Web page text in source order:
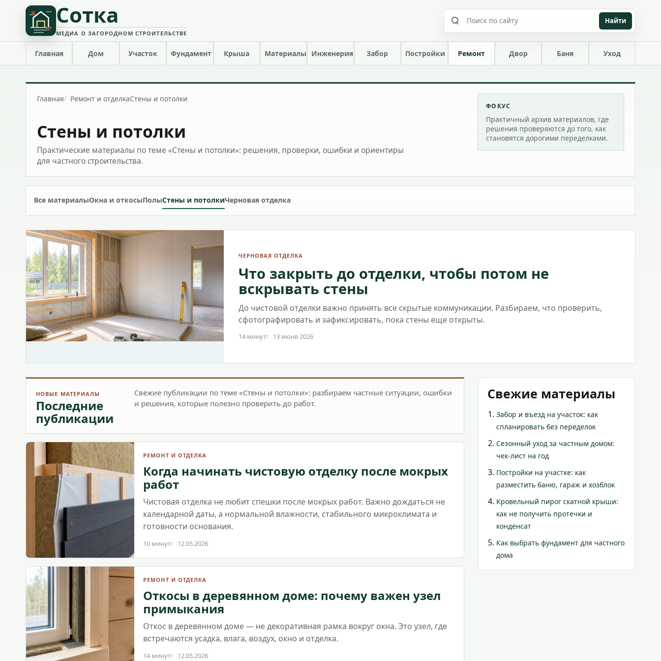
Сотка
МЕДИА О ЗАГОРОДНОМ СТРОИТЕЛЬСТВЕ
Найти
Главная Дом Участок Фундамент Крыша Материалы Инженерия Забор Постройки Ремонт Двор Баня Уход
Главная Ремонт и отделкаСтены и потолки
Стены и потолки
Практические материалы по теме «Стены и потолки»: решения, проверки, ошибки и ориентиры
для частного строительства.
ФОКУС
Практичный архив материалов, где
решения проверяются до того, как
становятся дорогими переделками.
Все материалыОкна и откосыПолыСтены и потолкиЧерновая отделка
ЧЕРНОВАЯ ОТДЕЛКА
Что закрыть до отделки, чтобы потом не
вскрывать стены
До чистовой отделки важно принять все скрытые коммуникации. Разбираем, что проверить,
сфотографировать и зафиксировать, пока стены еще открыты.
14 минут 13 июня 2026
НОВЫЕ МАТЕРИАЛЫ
Последние
публикации
Свежие публикации по теме «Стены и потолки»: разбираем частные ситуации, ошибки
и решения, которые полезно проверить до работ.
РЕМОНТ И ОТДЕЛКА
Когда начинать чистовую отделку после мокрых
работ
Чистовая отделка не любит спешки после мокрых работ. Важно дождаться не
календарной даты, а нормальной влажности, стабильного микроклимата и
готовности основания.
10 минут 12.05.2026
РЕМОНТ И ОТДЕЛКА
Откосы в деревянном доме: почему важен узел
примыкания
Откос в деревянном доме — не декоративная рамка вокруг окна. Это узел, где
встречаются усадка, влага, воздух, окно и отделка.
14 минут 12.05.2026
Свежие материалы
Забор и въезд на участок: как
спланировать без переделок
Сезонный уход за частным домом:
чек-лист на год
Постройки на участке: как
разместить баню, гараж и хозблок
Кровельный пирог скатной крыши:
как не получить протечки и
конденсат
Как выбрать фундамент для частного
дома